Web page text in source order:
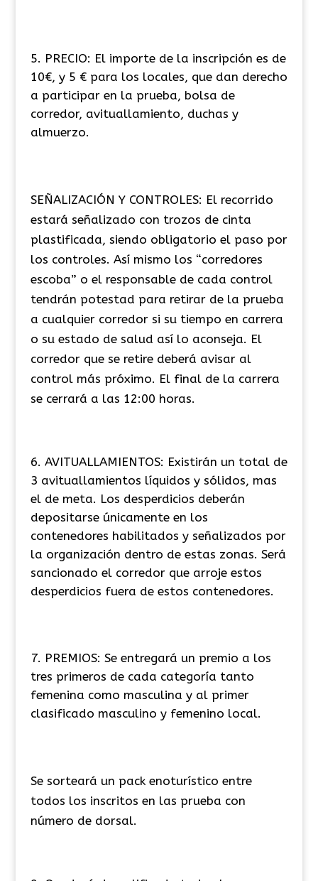
PRECIO: El importe de la inscripción es de
10€, y 5 € para los locales, que dan derecho
a participar en la prueba, bolsa de
corredor, avituallamiento, duchas y
almuerzo.
SEÑALIZACIÓN Y CONTROLES: El recorrido
estará señalizado con trozos de cinta
plastificada, siendo obligatorio el paso por
los controles. Así mismo los “corredores
escoba” o el responsable de cada control
tendrán potestad para retirar de la prueba
a cualquier corredor si su tiempo en carrera
o su estado de salud así lo aconseja. El
corredor que se retire deberá avisar al
control más próximo. El final de la carrera
se cerrará a las 12:00 horas.
AVITUALLAMIENTOS: Existirán un total de
3 avituallamientos líquidos y sólidos, mas
el de meta. Los desperdicios deberán
depositarse únicamente en los
contenedores habilitados y señalizados por
la organización dentro de estas zonas. Será
sancionado el corredor que arroje estos
desperdicios fuera de estos contenedores.
PREMIOS: Se entregará un premio a los
tres primeros de cada categoría tanto
femenina como masculina y al primer
clasificado masculino y femenino local.
Se sorteará un pack enoturístico entre
todos los inscritos en las prueba con
número de dorsal.